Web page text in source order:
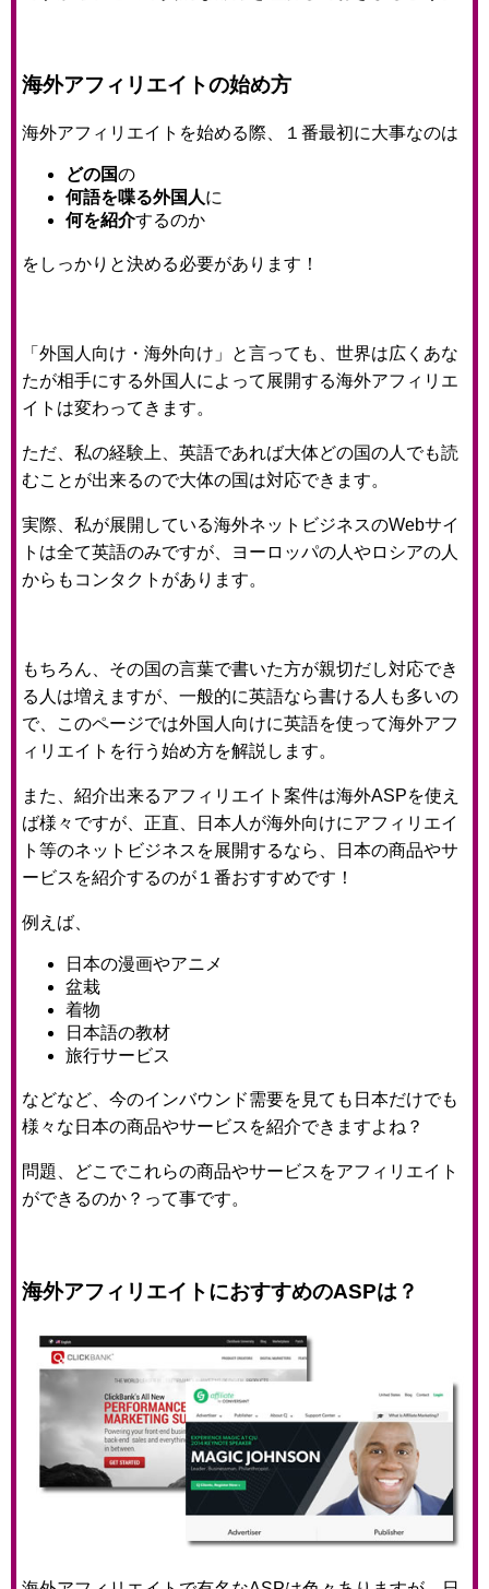
海外アフィリエイトの始め方
海外アフィリエイトを始める際、１番最初に大事なのは
どの国の
何語を喋る外国人に
何を紹介するのか
をしっかりと決める必要があります！
「外国人向け・海外向け」と言っても、世界は広くあな
たが相手にする外国人によって展開する海外アフィリエ
イトは変わってきます。
ただ、私の経験上、英語であれば大体どの国の人でも読
むことが出来るので大体の国は対応できます。
実際、私が展開している海外ネットビジネスのWebサイ
トは全て英語のみですが、ヨーロッパの人やロシアの人
からもコンタクトがあります。
もちろん、その国の言葉で書いた方が親切だし対応でき
る人は増えますが、一般的に英語なら書ける人も多いの
で、このページでは外国人向けに英語を使って海外アフ
ィリエイトを行う始め方を解説します。
また、紹介出来るアフィリエイト案件は海外ASPを使え
ば様々ですが、正直、日本人が海外向けにアフィリエイ
ト等のネットビジネスを展開するなら、日本の商品やサ
ービスを紹介するのが１番おすすめです！
例えば、
日本の漫画やアニメ
盆栽
着物
日本語の教材
旅行サービス
などなど、今のインバウンド需要を見ても日本だけでも
様々な日本の商品やサービスを紹介できますよね？
問題、どこでこれらの商品やサービスをアフィリエイト
ができるのか？って事です。
海外アフィリエイトにおすすめのASPは？